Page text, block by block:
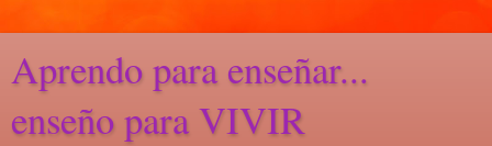
Aprendo para enseñar...
enseño para VIVIR